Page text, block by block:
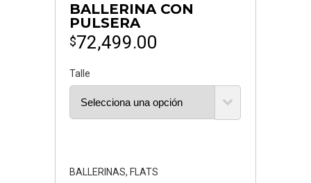
BALLERINA CON
PULSERA
$72,499.00
Talle
BALLERINAS, FLATS